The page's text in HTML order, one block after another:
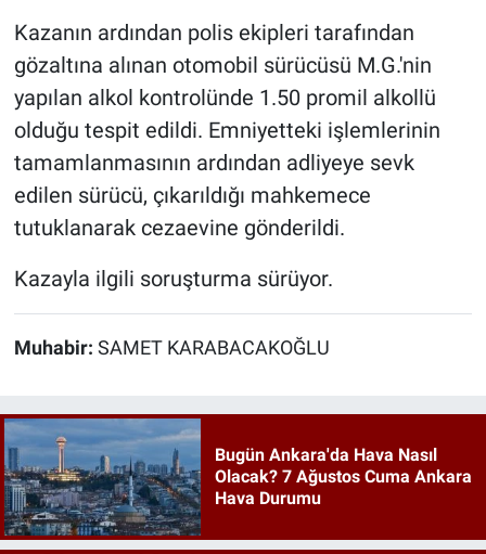
Kazanın ardından polis ekipleri tarafından
gözaltına alınan otomobil sürücüsü M.G.'nin
yapılan alkol kontrolünde 1.50 promil alkollü
olduğu tespit edildi. Emniyetteki işlemlerinin
tamamlanmasının ardından adliyeye sevk
edilen sürücü, çıkarıldığı mahkemece
tutuklanarak cezaevine gönderildi.
Kazayla ilgili soruşturma sürüyor.
Muhabir: SAMET KARABACAKOĞLU
Bugün Ankara'da Hava Nasıl
Olacak? 7 Ağustos Cuma Ankara
Hava Durumu